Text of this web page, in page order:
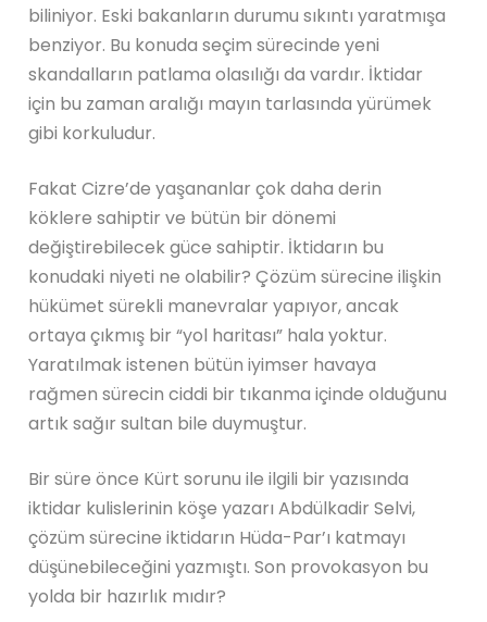
biliniyor. Eski bakanların durumu sıkıntı yaratmışa
benziyor. Bu konuda seçim sürecinde yeni
skandalların patlama olasılığı da vardır. İktidar
için bu zaman aralığı mayın tarlasında yürümek
gibi korkuludur.
Fakat Cizre’de yaşananlar çok daha derin
köklere sahiptir ve bütün bir dönemi
değiştirebilecek güce sahiptir. İktidarın bu
konudaki niyeti ne olabilir? Çözüm sürecine ilişkin
hükümet sürekli manevralar yapıyor, ancak
ortaya çıkmış bir “yol haritası” hala yoktur.
Yaratılmak istenen bütün iyimser havaya
rağmen sürecin ciddi bir tıkanma içinde olduğunu
artık sağır sultan bile duymuştur.
Bir süre önce Kürt sorunu ile ilgili bir yazısında
iktidar kulislerinin köşe yazarı Abdülkadir Selvi,
çözüm sürecine iktidarın Hüda-Par’ı katmayı
düşünebileceğini yazmıştı. Son provokasyon bu
yolda bir hazırlık mıdır?